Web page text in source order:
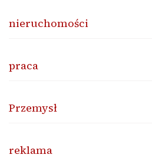
nieruchomości
praca
Przemysł
reklama